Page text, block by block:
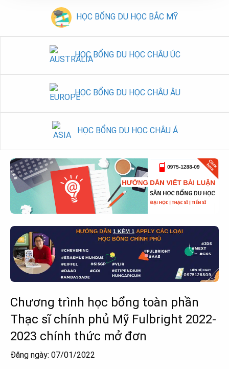
HỌC BỔNG DU HỌC BẮC MỸ
HỌC BỔNG DU HỌC CHÂU ÚC
HỌC BỔNG DU HỌC CHÂU ÂU
HỌC BỔNG DU HỌC CHÂU Á
Chương trình học bổng toàn phần
Thạc sĩ chính phủ Mỹ Fulbright 2022-
2023 chính thức mở đơn
Đăng ngày: 07/01/2022